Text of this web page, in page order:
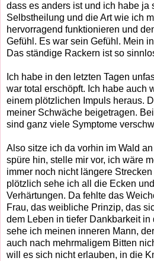
dass es anders ist und ich habe ja
Selbstheilung und die Art wie ich
hervorragend funktionieren und
Gefühl. Es war sein Gefühl. Mein
Das ständige Rackern ist so
Ich habe in den letzten Tagen
war total erschöpft. Ich habe auch
einem plötzlichen Impuls heraus.
meiner Schwäche beigetragen.
sind ganz viele Symptome
Also sitze ich da vorhin im Wald
spüre hin, stelle mir vor, ich wäre
immer noch nicht längere
plötzlich sehe ich all die Ecken
Verhärtungen. Da fehlte das
Frau, das weibliche Prinzip, das
dem Leben in tiefer Dankbarkeit
sehe ich meinen inneren Mann,
auch nach mehrmaligem Bitten
will es sich nicht erlauben, in die